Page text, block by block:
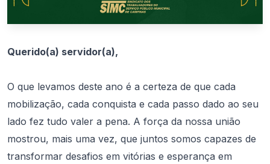
Querido(a) servidor(a),
O que levamos deste ano é a certeza de que cada
mobilização, cada conquista e cada passo dado ao seu
lado fez tudo valer a pena. A força da nossa união
mostrou, mais uma vez, que juntos somos capazes de
transformar desafios em vitórias e esperança em